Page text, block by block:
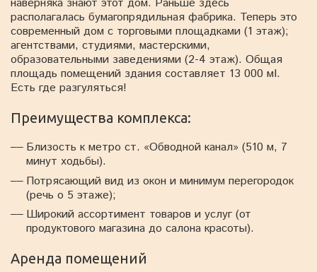
располагалась бумагопрядильная фабрика. Теперь это
современный дом с торговыми площадками (1 этаж);
агентствами, студиями, мастерскими,
образовательными заведениями (2-4 этаж). Общая
площадь помещений здания составляет 13 000 мІ.
Есть где разгуляться!
Преимущества комплекса:
Близость к метро ст. «Обводной канал» (510 м, 7
минут ходьбы).
Потрясающий вид из окон и минимум перегородок
(речь о 5 этаже);
Широкий ассортимент товаров и услуг (от
продуктового магазина до салона красоты).
Аренда помещений